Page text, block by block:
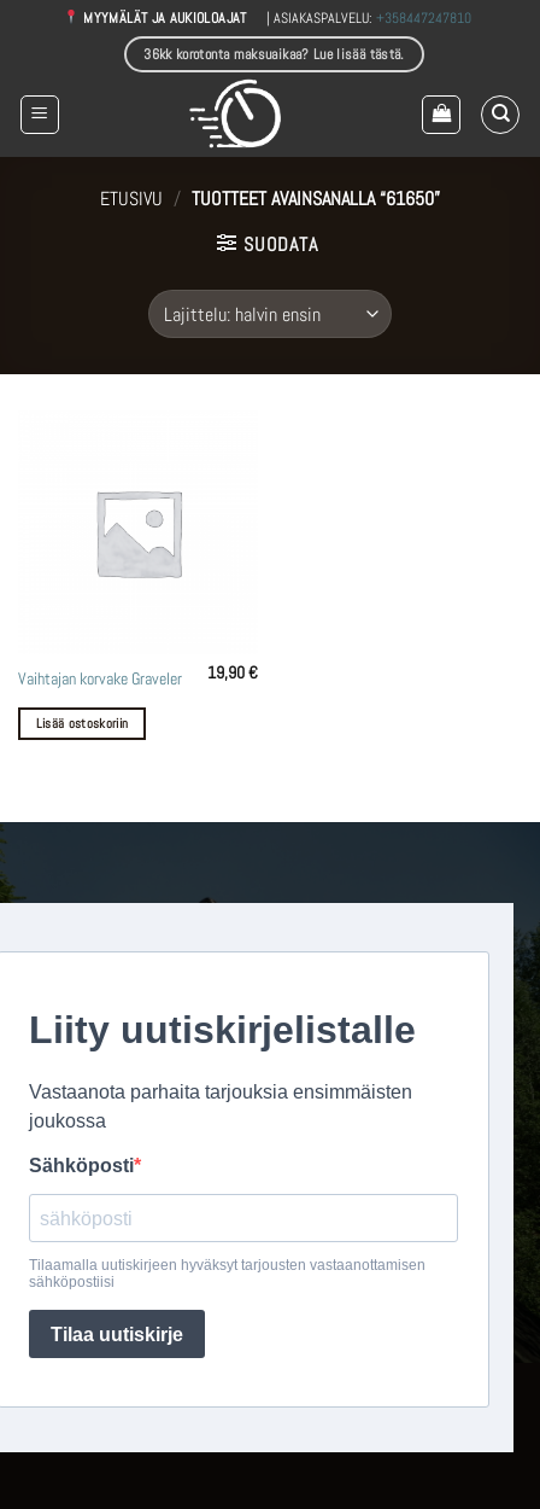
MYYMÄLÄT JA AUKIOLOAJAT | ASIAKASPALVELU:+358447247810
36kk korotonta maksuaikaa? Lue lisää tästä.
ETUSIVU / TUOTTEET AVAINSANALLA “61650”
SUODATA
Vaihtajan korvake Graveler 19,90€
Lisää ostoskoriin